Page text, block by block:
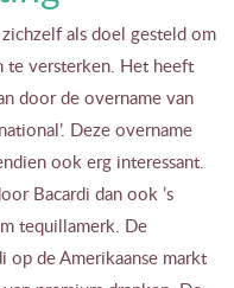
als doel gesteld om
te versterken. Het heeft
door de overname van
Deze overname
ook erg interessant.
Bacardi dan ook ’s
tequillamerk. De
op de Amerikaanse markt